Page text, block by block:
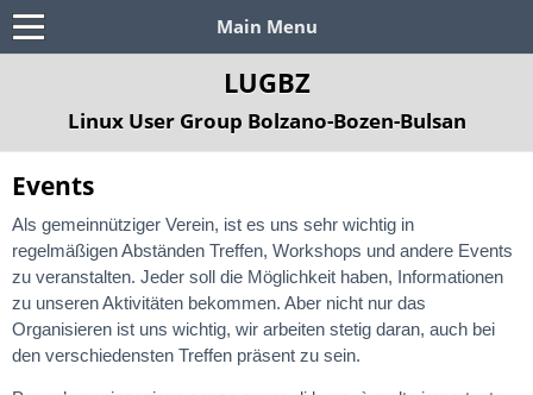
Main Menu
LUGBZ
Linux User Group Bolzano-Bozen-Bulsan
Events
Als gemeinnütziger Verein, ist es uns sehr wichtig in
regelmäßigen Abständen Treffen, Workshops und andere Events
zu veranstalten. Jeder soll die Möglichkeit haben, Informationen
zu unseren Aktivitäten bekommen. Aber nicht nur das
Organisieren ist uns wichtig, wir arbeiten stetig daran, auch bei
den verschiedensten Treffen präsent zu sein.